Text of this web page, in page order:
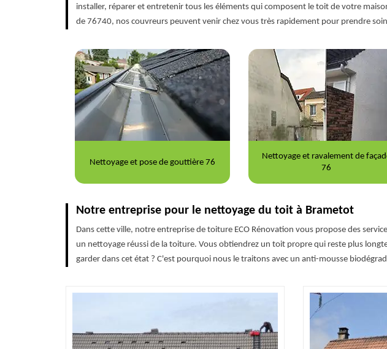
installer, réparer et entretenir tous les éléments qui composent le toit de votre
de 76740, nos couvreurs peuvent venir chez vous très rapidement pour prendre
Nettoyage et ravalement de façade
Réparation fuite de toiture 76
Maritime
Notre entreprise pour le nettoyage du toit à Brametot
Dans cette ville, notre entreprise de toiture ECO Rénovation vous propose des
un nettoyage réussi de la toiture. Vous obtiendrez un toit propre qui reste plus
garder dans cet état ? C'est pourquoi nous le traitons avec un anti-mousse